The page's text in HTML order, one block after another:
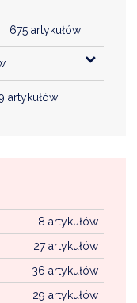
675 artykułów
artykułów
8 artykułów
27 artykułów
36 artykułów
29 artykułów